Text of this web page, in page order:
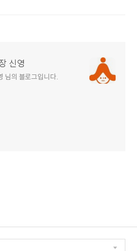
신영
님의 블로그입니다.